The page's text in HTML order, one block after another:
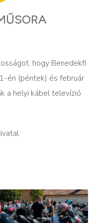
hogy Benedekfi
én (péntek) és február
a helyi kábel televízió